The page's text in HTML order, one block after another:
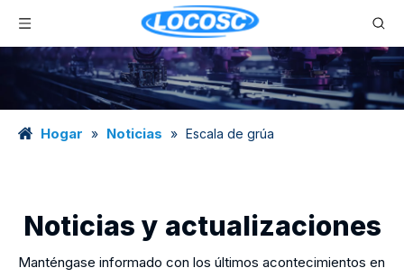
Hogar » Noticias » Escala de grúa
Noticias y actualizaciones
Manténgase informado con los últimos acontecimientos en